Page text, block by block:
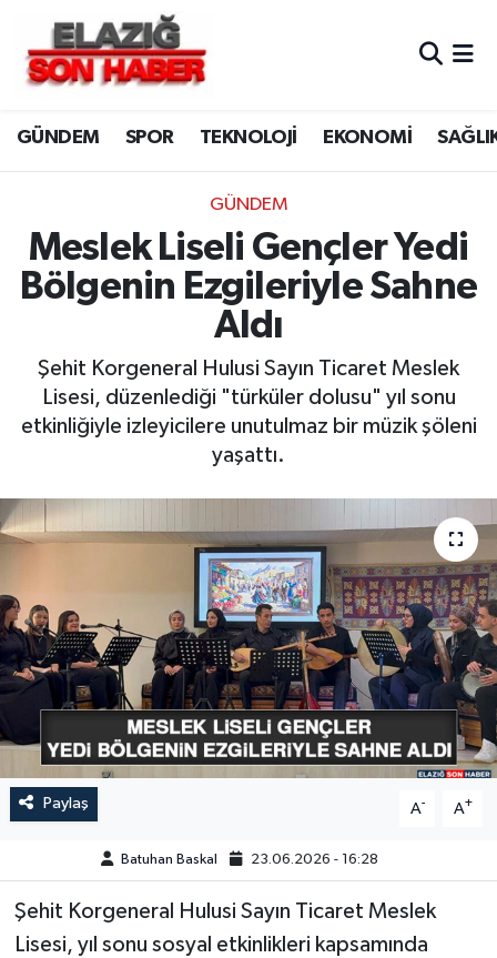
GÜNDEM SPOR TEKNOLOJİ EKONOMİ
GÜNDEM
Meslek Liseli Gençler Yedi
Bölgenin Ezgileriyle Sahne
Aldı
Şehit Korgeneral Hulusi Sayın Ticaret Meslek
Lisesi, düzenlediği "türküler dolusu" yıl sonu
etkinliğiyle izleyicilere unutulmaz bir müzik şöleni
yaşattı.
Paylaş A- A+
Batuhan Baskal 23.06.2026 - 16:28
Şehit Korgeneral Hulusi Sayın Ticaret Meslek
Lisesi, yıl sonu sosyal etkinlikleri kapsamında
CANLI YAYIN
ASAYİŞ
BİLİM VE TEKNOLOJİ
DÜNYA
EĞİTİM
EKONOMİ
ELAZIĞ
GÜNDEM
HABERDE İNSAN
KÜLTÜR-SANAT
MAGAZİN
MEDYA
ÖZEL HABER
POLİTİKA
SAĞLIK
Merkez Hava Durumu
Merkez Trafik Yoğunluk Haritası
Süper Lig Puan Durumu ve Fikstür
Tüm Manşetler
Son Dakika Haberleri
Haber Arşivi